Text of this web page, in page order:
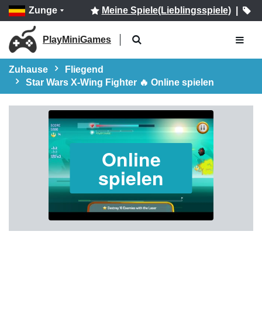
Zunge Meine Spiele(Lieblingsspiele)|
PlayMiniGames
Zuhause
Fliegend
Star Wars X-Wing Fighter 🔥 Online spielen
Online
spielen